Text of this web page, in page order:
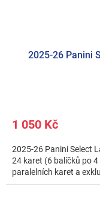
2025-26 Panini
1 050 Kč
2025-26 Panini Select
24 karet (6 balíčků po
paralelních karet a